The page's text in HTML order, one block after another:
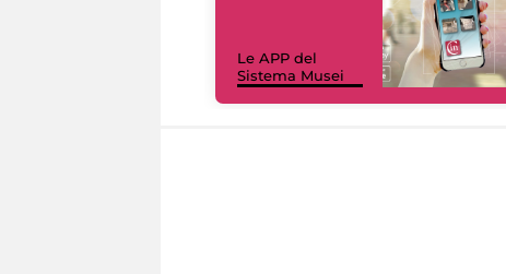
Le APP del
Sistema Musei